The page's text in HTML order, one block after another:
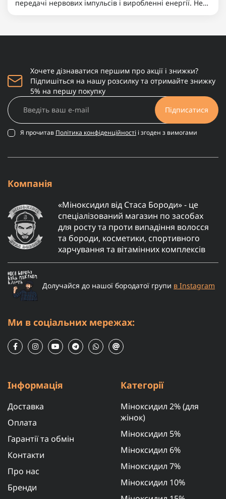
передачі нервових імпульсів і виробленні енергії. Не
Хочете дізнаватися першим про акції і знижки?
Підпишіться на нашу розсилку та отримайте знижку
5% на першу покупку
Підписатися
Я прочитав Політика конфіденційності і згоден з вимогами
Компанія
«Міноксидил від Стаса Бороди» - це
спеціалізований магазин по засобах
для росту та проти випадіння волосся
та бороди, косметики, спортивного
харчування та вітамінних комплексів
Долучайся до нашої бородатої групи в Instagram
Ми в соціальних мережах:
Інформація
Доставка
Оплата
Гарантії та обмін
Контакти
Про нас
Бренди
Категорії
Міноксидил 2% (для
жінок)
Міноксидил 5%
Міноксидил 6%
Міноксидил 7%
Міноксидил 10%